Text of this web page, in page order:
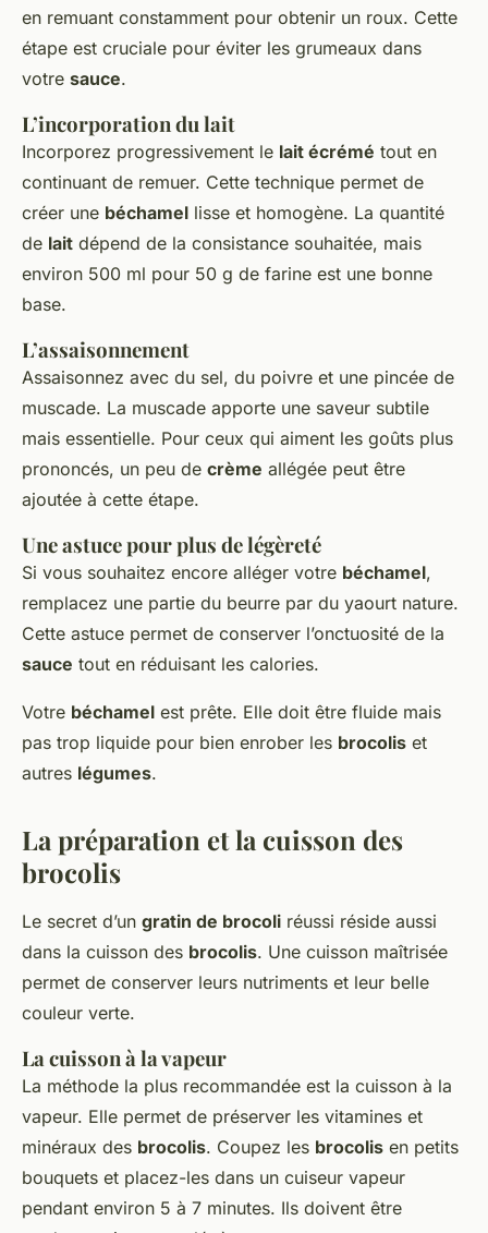
en remuant constamment pour obtenir un roux. Cette
étape est cruciale pour éviter les grumeaux dans
votre sauce.
L’incorporation du lait
Incorporez progressivement le lait écrémé tout en
continuant de remuer. Cette technique permet de
créer une béchamel lisse et homogène. La quantité
de lait dépend de la consistance souhaitée, mais
environ 500 ml pour 50 g de farine est une bonne
base.
L’assaisonnement
Assaisonnez avec du sel, du poivre et une pincée de
muscade. La muscade apporte une saveur subtile
mais essentielle. Pour ceux qui aiment les goûts plus
prononcés, un peu de crème allégée peut être
ajoutée à cette étape.
Une astuce pour plus de légèreté
Si vous souhaitez encore alléger votre béchamel,
remplacez une partie du beurre par du yaourt nature.
Cette astuce permet de conserver l’onctuosité de la
sauce tout en réduisant les calories.
Votre béchamel est prête. Elle doit être fluide mais
pas trop liquide pour bien enrober les brocolis et
autres légumes.
La préparation et la cuisson des
brocolis
Le secret d’un gratin de brocoli réussi réside aussi
dans la cuisson des brocolis. Une cuisson maîtrisée
permet de conserver leurs nutriments et leur belle
couleur verte.
La cuisson à la vapeur
La méthode la plus recommandée est la cuisson à la
vapeur. Elle permet de préserver les vitamines et
minéraux des brocolis. Coupez les brocolis en petits
bouquets et placez-les dans un cuiseur vapeur
pendant environ 5 à 7 minutes. Ils doivent être